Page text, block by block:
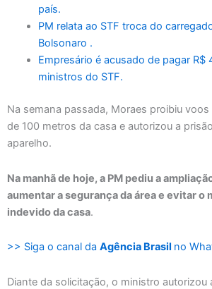
país.
PM relata ao STF troca do
Bolsonaro .
Empresário é acusado de pagar R$
ministros do STF.
Na semana passada, Moraes proibiu
de 100 metros da casa e autorizou a
aparelho.
Na manhã de hoje, a PM pediu a
aumentar a segurança da área e evitar o
indevido da casa.
>> Siga o canal da Agência Brasil no
Diante da solicitação, o ministro autorizou